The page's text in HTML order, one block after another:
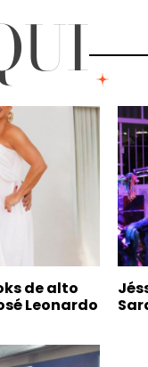
de alto
Leonardo